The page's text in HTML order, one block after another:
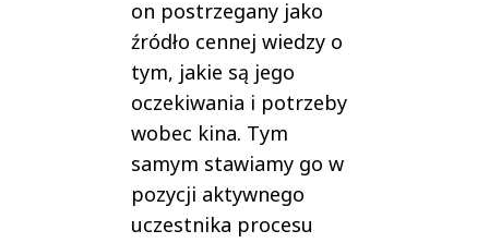
on postrzegany jako
źródło cennej wiedzy o
tym, jakie są jego
oczekiwania i potrzeby
wobec kina. Tym
samym stawiamy go w
pozycji aktywnego
uczestnika procesu